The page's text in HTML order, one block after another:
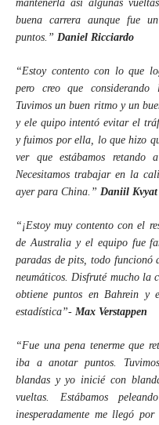
mantenerla así algunas
buena carrera aunque fue
puntos.” Daniel Ricciardo
“Estoy contento con lo que
pero creo que considerando
Tuvimos un buen ritmo y un
y ele quipo intentó evitar el
y fuimos por ella, lo que hizo
ver que estábamos retando
Necesitamos trabajar en la
ayer para China.” Daniil Kvyat
“¡Estoy muy contento con el
de Australia y el equipo fue
paradas de pits, todo funcionó
neumáticos. Disfruté mucho la
obtiene puntos en Bahrein y
estadística”- Max Verstappen
“Fue una pena tenerme que
iba a anotar puntos.
blandas y yo inicié con
vueltas. Estábamos
inesperadamente me llegó